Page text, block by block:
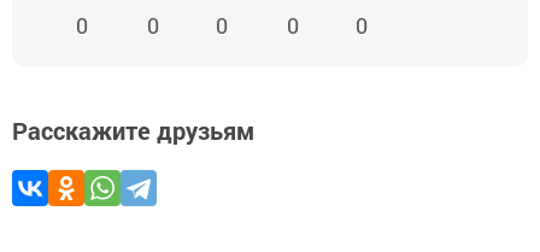
0 0 0 0 0
Расскажите друзьям